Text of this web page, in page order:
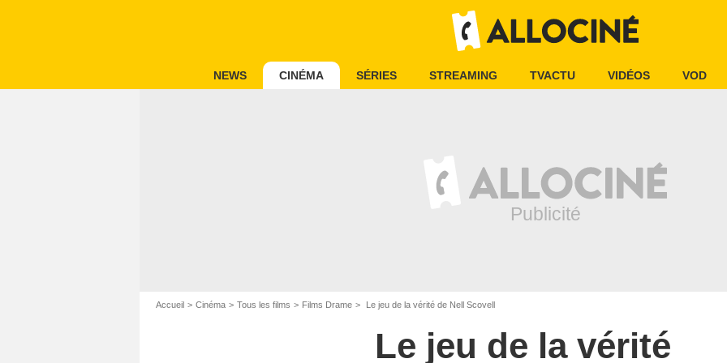
NEWS CINÉMA SÉRIES STREAMING TVACTU VIDÉOS VOD
Accueil Cinéma Tous les films Films Drame Le jeu de la vérité de Nell Scovell
Le jeu de la vérité